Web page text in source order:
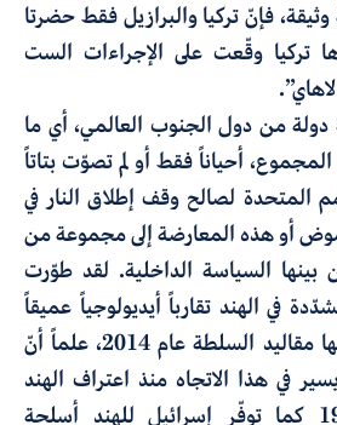
فإنّ تركيا والبرازيل فقط حضرتا
تركيا وقّعت على الإجراءات الست
صوّتت ما بين 25 و30 دولة من دول الجنوب العالمي، أي ما
من المجموع، أحياناً فقط أو لم تصوّت بتاتاً
المتحدة لصالح وقف إطلاق النار في
أو هذه المعارضة إلى مجموعة من
بينها السياسة الداخلية. لقد طوّرت
في الهند تقارباً أيديولوجياً عميقاً
مع إسرائيل منذ تسلّمها مقاليد السلطة عام 2014، علماً أنّ
في هذا الاتجاه منذ اعتراف الهند
كما توفّر إسرائيل للهند أسلحة